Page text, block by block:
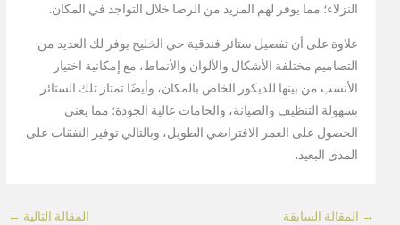
النزلاء؛ مما يوفر لهم المزيد من الرضا خلال التواجد في المكان.
علاوة على أن تفصيل ستائر فندقية حي الخليج يوفر لك العديد من
التصاميم مختلفة الأشكال والألوان والأنماط، مع إمكانية اختيار
الأنسب من بينها للديكور الخاص بالمكان، وأيضًا تمتاز تلك الستائر
بسهولة التنظيف والصيانة، والخامات عالية الجودة؛ مما يعني
الحصول على العمر الافتراضي الطويل، وبالتالي توفير النفقات على
المدى البعيد.
→ المقالة السابقة المقالة التالية ←